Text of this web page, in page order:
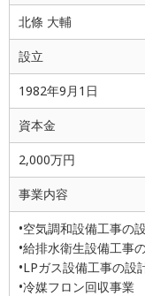
北條 大輔
設立
1982年9月1日
資本金
2,000万円
事業内容
•空気調和設備工事の
•給排水衛生設備工事
•LPガス設備工事の設
•冷媒フロン回収事業